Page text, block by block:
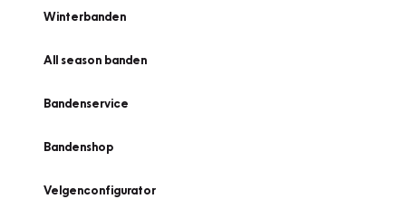
Winterbanden
All season banden
Bandenservice
Bandenshop
Velgenconfigurator